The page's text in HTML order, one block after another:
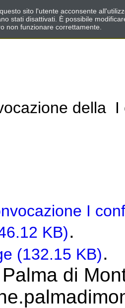
della
I
KB).
(132.15 KB).
di
sito l'utente acconsente
stati disattivati. È possibile
non funzionare correttamente.